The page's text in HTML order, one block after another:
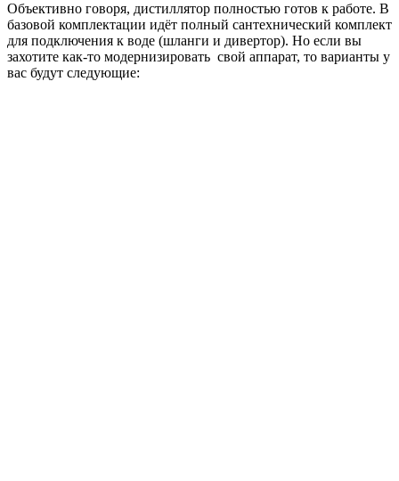
Объективно говоря, дистиллятор полностью готов к работе. В
базовой комплектации идёт полный сантехнический комплект
для подключения к воде (шланги и дивертор). Но если вы
захотите как-то модернизировать свой аппарат, то варианты у
вас будут следующие: